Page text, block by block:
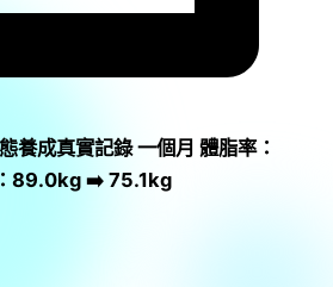
養成真實記錄 一個月 體脂率：
89.0kg ➡️ 75.1kg